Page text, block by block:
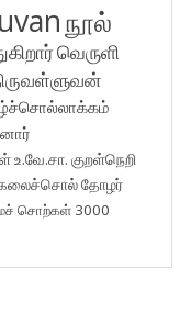
நூல்
வெருளி
உ.வே.சா. குறள்நெறி
தோழர்
சொற்கள் 3000